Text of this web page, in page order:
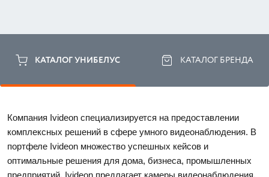
КАТАЛОГ УНИБЕЛУС КАТАЛОГ БРЕНДА
Компания Ivideon специализируется на предоставлении
комплексных решений в сфере умного видеонаблюдения. В
портфеле Ivideon множество успешных кейсов и
оптимальные решения для дома, бизнеса, промышленных
предприятий. Ivideon предлагает камеры видеонаблюдения,